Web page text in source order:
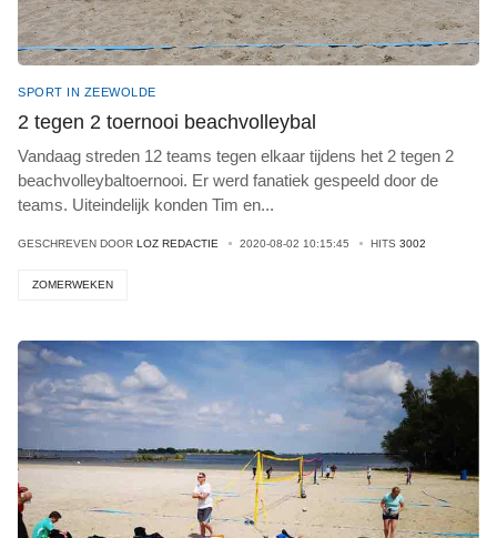
SPORT IN ZEEWOLDE
2 tegen 2 toernooi beachvolleybal
Vandaag streden 12 teams tegen elkaar tijdens het 2 tegen 2
beachvolleybaltoernooi. Er werd fanatiek gespeeld door de
teams. Uiteindelijk konden Tim en...
GESCHREVEN DOOR LOZ REDACTIE 2020-08-02 10:15:45 HITS 3002
ZOMERWEKEN